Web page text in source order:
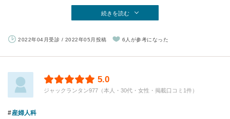
続きを読む
2022年04月受診 / 2022年05月投稿 6人が参考になった
5.0
ジャックランタン977（本人・30代・女性・掲載口コミ1件）
産婦人科